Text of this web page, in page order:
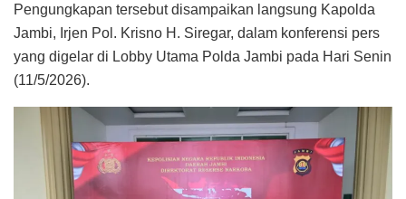
Pengungkapan tersebut disampaikan langsung Kapolda
Jambi, Irjen Pol. Krisno H. Siregar, dalam konferensi pers
yang digelar di Lobby Utama Polda Jambi pada Hari Senin
(11/5/2026).